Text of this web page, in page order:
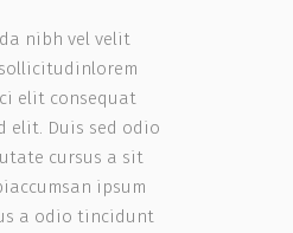
nibh vel velit
elit consequat
elit. Duis sed odio
cursus a sit
ipsum
a odio tincidunt